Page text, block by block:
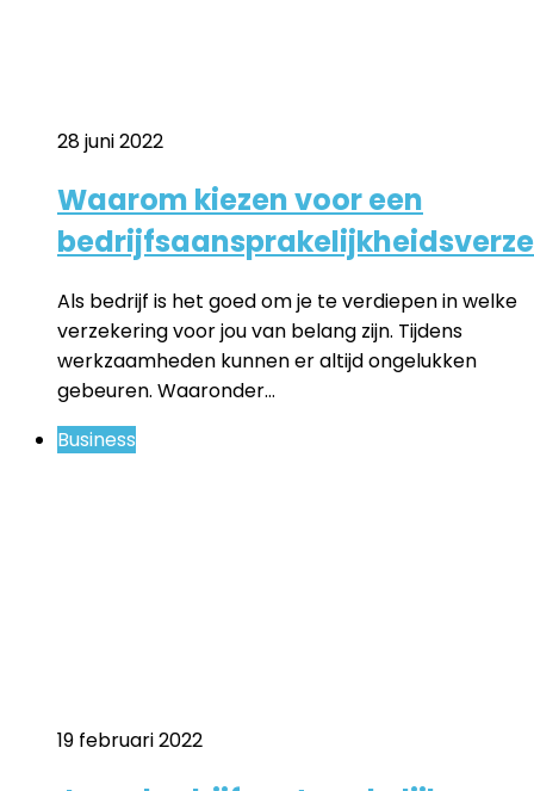
28 juni 2022
Waarom kiezen voor een
Als bedrijf is het goed om je te verdiepen in welke
verzekering voor jou van belang zijn. Tijdens
werkzaamheden kunnen er altijd ongelukken
gebeuren. Waaronder…
Business
19 februari 2022